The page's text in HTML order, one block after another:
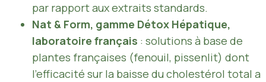
par rapport aux extraits standards.
Nat & Form, gamme Détox Hépatique,
laboratoire français : solutions à base de
plantes françaises (fenouil, pissenlit) dont
l’efficacité sur la baisse du cholestérol total a